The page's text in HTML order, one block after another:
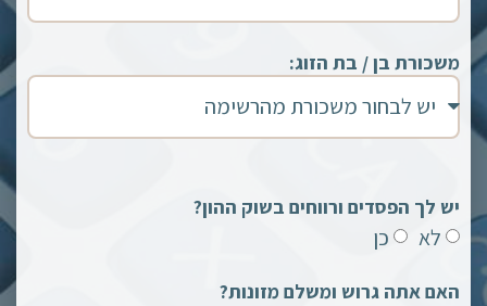
משכורת בן / בת הזוג:
יש לך הפסדים ורווחים בשוק ההון?
לא כן
האם אתה גרוש ומשלם מזונות?